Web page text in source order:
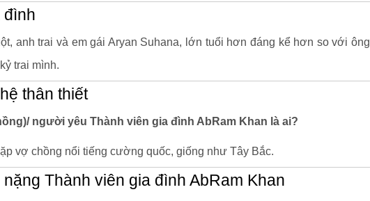
đình
anh trai và em gái Aryan Suhana, lớn tuổi hơn đáng kể hơn so với ông
trai mình.
thân thiết
người yêu Thành viên gia đình AbRam Khan là ai?
vợ chồng nổi tiếng cường quốc, giống như Tây Bắc.
Thành viên gia đình AbRam Khan